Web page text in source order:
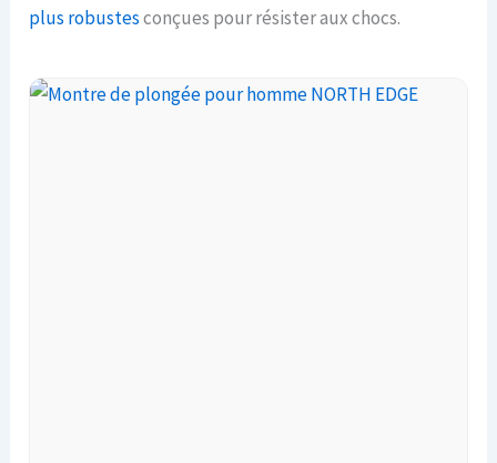
plus robustesconçues pour résister aux chocs.